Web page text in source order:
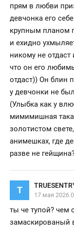
прям в любви
девчонка его
крупным планом
и ехидно
никому не
что он его
отдаст)) Он блин
у девчонки не
(Улыбка как у
мимимишная
золотистом
анимешках, где
разве не
T 17 мая 2026
ты че тупой? чем
замаскированый